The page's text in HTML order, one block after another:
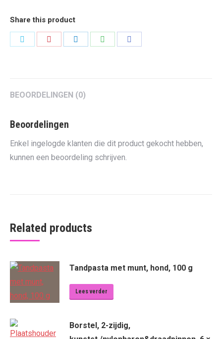
Share this product
BEOORDELINGEN (0)
Beoordelingen
Enkel ingelogde klanten die dit product gekocht hebben,
kunnen een beoordeling schrijven.
Related products
Tandpasta met munt, hond, 100 g
Lees verder
Borstel, 2-zijdig,